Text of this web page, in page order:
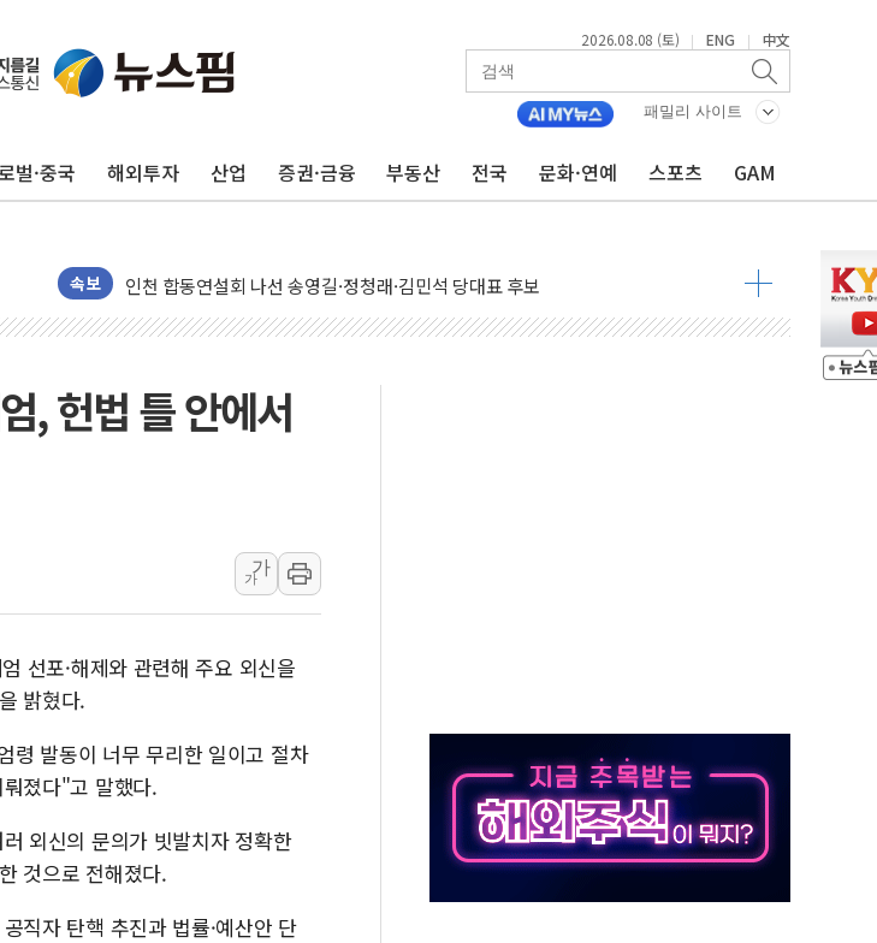
2026.08.08 (토) | ENG | 中文
패밀리 사이트
벌·중국 해외투자 산업 증권·금융 부동산 전국 문화·연예 스포츠 GAM
속보
울진·영덕 '호우특보'-포항 '산사태 주의보'...경북도, 호우 피해·통제구간 없어
인천 합동연설회 나선 송영길·정청래·김민석 당대표 후보
김민석, 2주차 제주·인천 경선서 정청래에 승리...47.75% vs 42.08%
[속보] 민주, 제주·인천 경선 결과 발표...김민석 47.75% 정청래 42.08%
[속보] 민주, 인천 경선 결과 발표...김민석 45.09% 정청래 43.27% 송영길 11.63%
강릉·동해·삼척 시간당 최대 50㎜ 폭우…강원 동해안 강한 비 이어져
폐기물 수거하다 참변…60대 환경미화원 수거차에 치여 사망
李대통령 "결혼 때문에 손해 보는 일 없게"…'결혼 페널티' 22개 과제 손본다
추미애, '위안부' 피해자 기림의 날 참석..."국제적 시민 연대로 목소리 내야"
인천 선재도 갯벌서 해루질 중 실종 60대 나흘만에 숨진 채 발견
인천서 말다툼 중 어머니 흉기 살해 10대 아들 체포
'화합' 꺼낸 김민석에 '뻔뻔' 받아친 정청래…제주 연설서 신경전 고조
李대통령, ISA 개편 재검토 지시…與 "적극 환영"·野 "졸속 국정"
, 헌법 틀 안에서
가
가
선포·해제와 관련해 주요 외신을
밝혔다.
령 발동이 너무 무리한 일이고 절차
졌다"고 말했다.
외신의 문의가 빗발치자 정확한
것으로 전해졌다.
직자 탄핵 추진과 법률·예산안 단